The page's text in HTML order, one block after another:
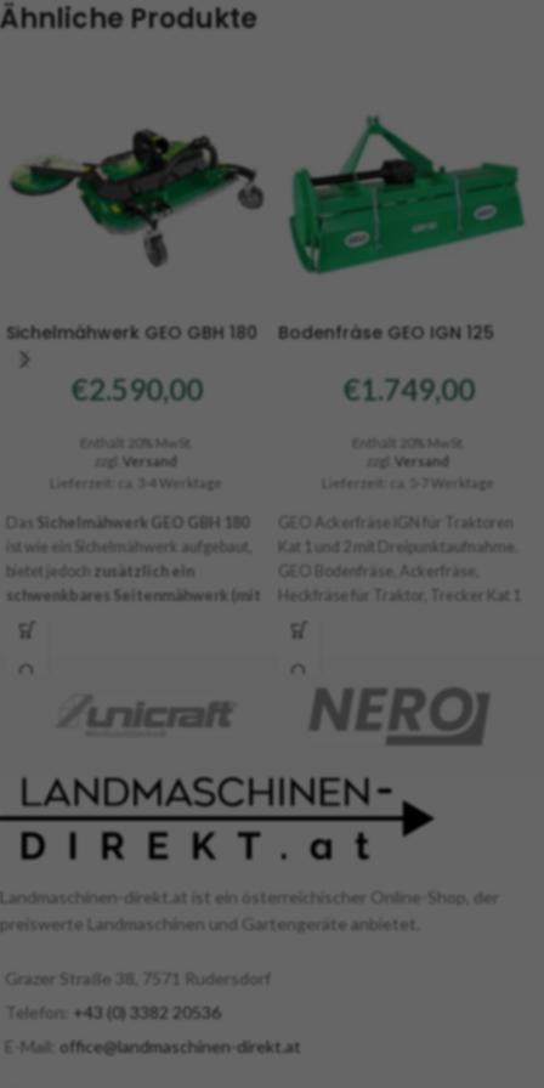
Ähnliche Produkte
Sichelmähwerk GEO GBH 180
€2.590,00
Enthält 20% MwSt.
zzgl.
Versand
Lieferzeit: ca. 3-4 Werktage
Das
Sichelmähwerk GEO GBH 180
ist wie ein Sichelmähwerk aufgebaut,
bietet jedoch zusätzlich ein
schwenkbares Seitenmähwerk (mit
70 cm Durchmesser),
entlang von Kanten oder Zäunen
mähen zu können. Die
beträgt 175 cm.
286kg und benötigt einen Traktor mit
cm versetzt werden.
Bodenfräse GEO IGN 125
€1.749,00
Enthält 20% MwSt.
zzgl.
Versand
Lieferzeit: ca. 5-7 Werktage
GEO Ackerfräse IGN für Traktoren
Kat 1 und 2 mit Dreipunktaufnahme.
GEO Bodenfräse, Ackerfräse,
Heckfräse für Traktor, Trecker Kat 1
und 2 mit Dreipunktaufnahme.
Optimal geeignet für die
Bodenbearbeitung von
Kleinlandwirten. Ziel von GEO ist eine
neue Methode der Vermarktung von
landwirtschaftlichen Maschinen in
ausgezeichneter Qualität.
Landmaschinen-direkt.at ist ein österreichischer Online-Shop, der
preiswerte Landmaschinen und Gartengeräte anbietet.
Grazer Straße 38, 7571 Rudersdorf
Telefon:
+43 (0) 3382 20536
E-Mail: office@landmaschinen-direkt.at